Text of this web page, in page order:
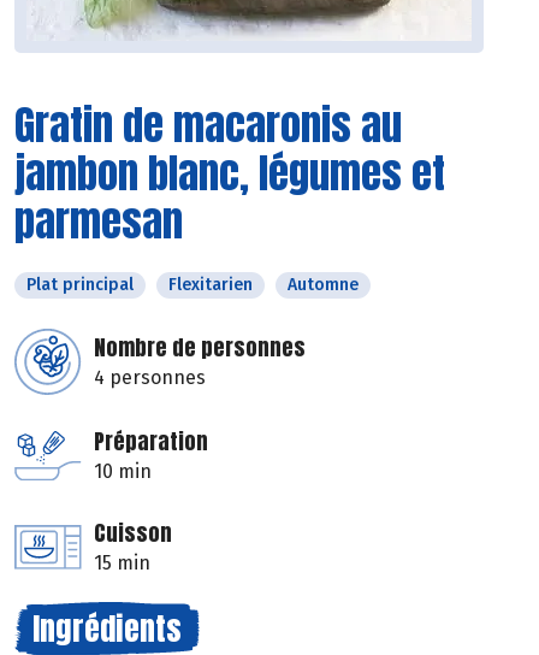
Gratin de macaronis au
jambon blanc, légumes et
parmesan
Plat principal Flexitarien Automne
Nombre de personnes
4 personnes
Préparation
10 min
Cuisson
15 min
Ingrédients